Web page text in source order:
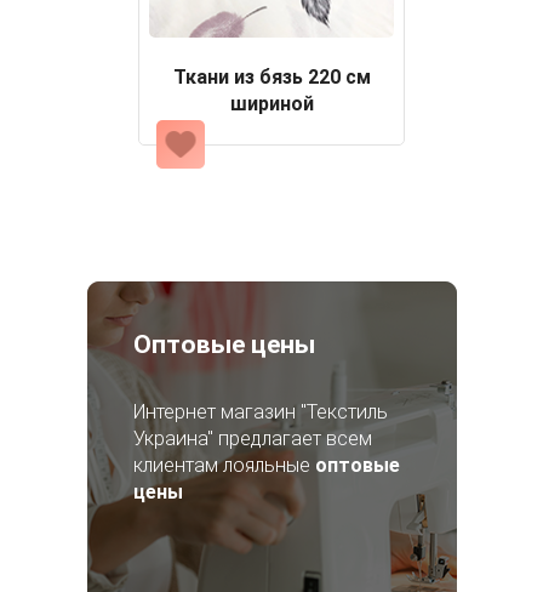
Ткани из бязь 220 см
шириной
Оптовые цены
Интернет магазин "Текстиль
Украина" предлагает всем
клиентам лояльные оптовые
цены